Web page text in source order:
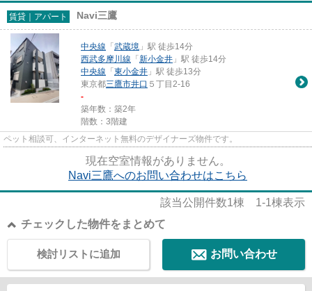
賃貸｜アパート Navi三鷹
中央線 「 武蔵境 」駅 徒歩14分
西武多摩川線 「 新小金井 」駅 徒歩14分
中央線 「 東小金井 」駅 徒歩13分
東京都三鷹市井口 ５丁目2-16
-
築年数：築2年
階数：3階建
ペット相談可、インターネット無料のデザイナーズ物件です。
現在空室情報がありません。
Navi三鷹へのお問い合わせはこちら
該当公開件数1棟 1-1棟表示
チェックした物件をまとめて
お問い合わせ
検討リストに追加